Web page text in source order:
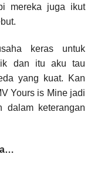
mereka juga ikut
keras untuk
dan itu aku tau
yang kuat. Kan
Yours is Mine jadi
dalam keterangan